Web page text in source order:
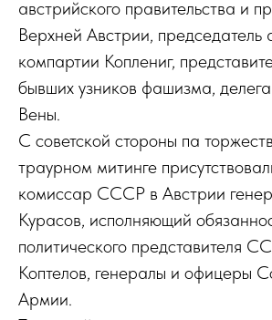
австрийского правительства и
Верхней Австрии, председатель
компартии Коплениг,
бывших узников фашизма,
Вены.
С советской стороны па
траурном митинге
комиссар СССР в Австрии
Курасов, исполняющий
политического представителя
Коптелов, генералы и офицеры
Армии.